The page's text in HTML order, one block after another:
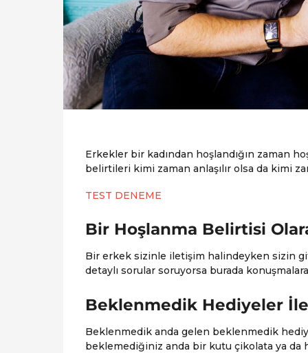
Erkekler bir kadından hoşlandığın zaman
belirtileri kimi zaman anlaşılır olsa da kimi
TEST DENEME
Bir Hoşlanma Belirtisi
Bir erkek sizinle iletişim halindeyken sizin
detaylı sorular soruyorsa burada
Beklenmedik Hediyeler İle
Beklenmedik anda gelen beklenmedik
beklemediğiniz anda bir kutu çikolata ya da